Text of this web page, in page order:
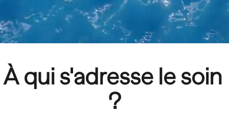
À qui s'adresse le soin
?